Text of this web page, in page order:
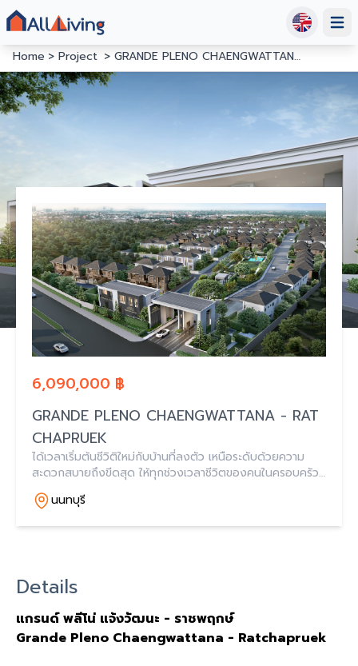
Home
Project GRANDE PLENO CHAENGWATTANA - RATCHAPRUEK
6,090,000 ฿
GRANDE PLENO CHAENGWATTANA - RAT
CHAPRUEK
ได้เวลาเริ่มต้นชีวิติใหม่กับบ้านที่ลงตัว เหนือระดับด้วยความ
สะดวกสบายถึงขีดสุด ให้ทุกช่วงเวลาชีวิตของคนในครอบครัว
ลงตัวที่สุด และความต้องการใดๆ ก็อยู่เพียงเอื้อม ทุกวินาทีคือ
ความพึงพอใจกับบ้านในโครงการ
นนทบุรี
Details
แกรนด์ พลีโน่ แจ้งวัฒนะ - ราชพฤกษ์
Grande Pleno Chaengwattana - Ratchapruek